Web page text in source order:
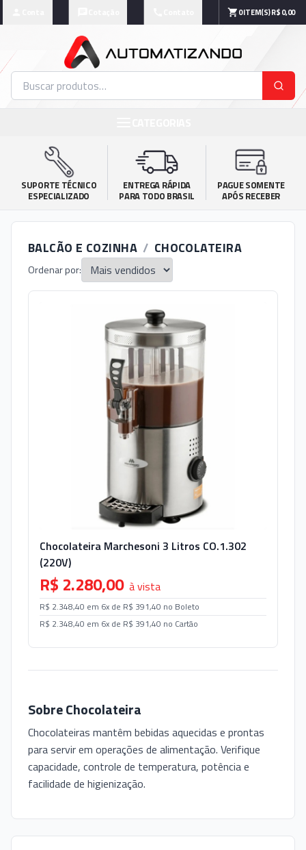
0ITEM(S)R$ 0,00
SUPORTE TÉCNICO
ESPECIALIZADO
ENTREGA RÁPIDA
PARA TODO BRASIL
PAGUE SOMENTE
APÓS RECEBER
BALCÃO E COZINHA / CHOCOLATEIRA
Ordenar por:
Chocolateira Marchesoni 3 Litros CO.1.302
(220V)
R$ 2.280,00 à vista
R$ 2.348,40 em 6x de R$ 391,40 no Boleto
R$ 2.348,40 em 6x de R$ 391,40 no Cartão
SobreChocolateira
Chocolateiras mantêm bebidas aquecidas e prontas
para servir em operações de alimentação. Verifique
capacidade, controle de temperatura, potência e
facilidade de higienização.